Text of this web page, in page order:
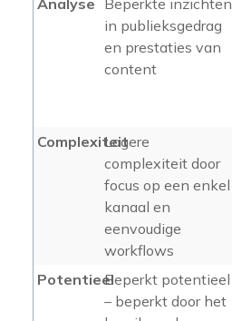
in publieksgedrag
en prestaties van
content
ComplexiteitLagere
complexiteit door
focus op een enkel
kanaal en
eenvoudige
workflows
PotentieelBeperkt potentieel
– beperkt door het